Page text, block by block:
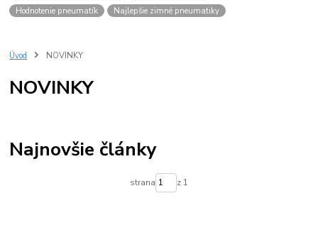
Hodnotenie pneumatík
Najlepšie zimné pneumatiky
Úvod NOVINKY
NOVINKY
Najnovšie články
strana z 1